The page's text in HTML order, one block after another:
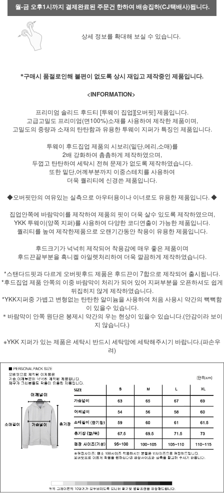
월-금 오후1시까지 결제완료된 주문건 한하여 배송집하(CJ택배사)됩니다.
상세 정보를 확대해 보실 수 있습니다.
*구매시 품절로인해 불편이 없도록 상시 재입고 제작중인 제품입니다.
<INFORMATION>
프리미엄 솔리드 후드티 [투웨이 집업][오버핏] 제품입니다.
고급고밀도 프리미엄(면100%)소재를 사용하여 제작한 제품이며,
고밀도의 중량과 소재의 탄탄함과 유용한 투웨이 지퍼가 특징인 제품입니다.
투웨이 후드집업 제품의 시보리(밑단,에리,소매)를
2배 강화하여 촘촘하게 제작하였으며,
두껍고 탄탄하여 세탁시 전혀 문제가 없도록 제작하였습니다.
또한 밑단,어께부분까지 이중스테치를 사용하여
더욱 퀄리티에 신경쓴 제품입니다.
◆오버핏만의 여유있는 실측으로 아우터용이나 이너로도 유용한 제품입니다. ◆
집업안쪽에 바람막이를 제작하여 제품의 핏이 더욱 살수 있도록 제작하였으며,
YKK 투웨이(양쪽 지퍼)를 사용하여 다양한 코디연출이 가능한 제품입니다.
퀄리티를 높여 제작한제품으로 오랜기간동안 착용이 유용한 제품입니다.
후드크기가 넉넉히 제작되어 착용감에 매우 좋은 제품이며
후드끈끝부분을 흑니켈 아일렛처리하여 더욱 깔끔하게 제작하였습니다.
*스탠다드핏과 다르게 오버핏후드 제품은 후드끈이 7합으로 제작되어 출시됩니다.
*후드집업 제품 안쪽의 이중 바람막이 처리가 되어 있어 지퍼부분을 오픈하셔도 쉽게
뒤집히지 않게 제작하였습니다.
*YKK지퍼중 가볍고 변형없는 탄탄한 알미늄을 사용하여 처음 사용시 약간의 뻑뻑함
이 있을수 있습니다.
＊바람막이 안쪽 원단은 봉제시 약간의 우는 현상이 있을수 있습니다.(안감이라 보이
지 않습니다.)
※YKK 지퍼가 있는 제품은 세탁시 반드시 세탁망에 세탁해주시기 바랍니다.(파손우
려)